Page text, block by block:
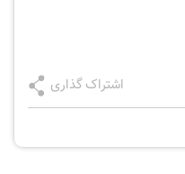
اشتراک گذاری